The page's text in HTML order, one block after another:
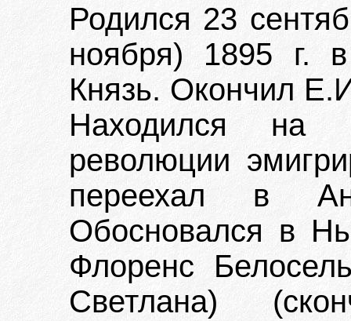
Родился 23
ноября) 1895 г. в
Князь. Окончил
Находился на
революции
переехал в
Обосновался в
Флоренс
Светлана)